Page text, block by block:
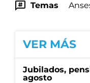
Temas
VER MÁS
Jubilados,
agosto